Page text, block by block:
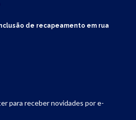
de recapeamento em rua
para receber novidades por e-